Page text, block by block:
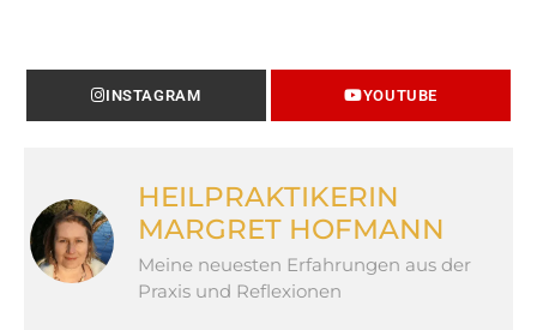
INSTAGRAM YOUTUBE
HEILPRAKTIKERIN
MARGRET HOFMANN
Meine neuesten Erfahrungen aus der
Praxis und Reflexionen